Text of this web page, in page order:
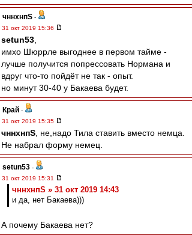
чннхнпS -
31 окт 2019 15:36
setun53
имхо Шюррле выгоднее в первом тайме -
лучше получится попрессовать Нормана и
вдруг что-то пойдёт не так - опыт.
но минут 30-40 у Бакаева будет.
Край -
31 окт 2019 15:35
чннхнпS , не,надо Тила ставить вместо немца.
Не набрал форму немец.
setun53 -
31 окт 2019 15:31
чннхнпS » 31 окт 2019 14:43
и да, нет Бакаева)))
А почему Бакаева нет?